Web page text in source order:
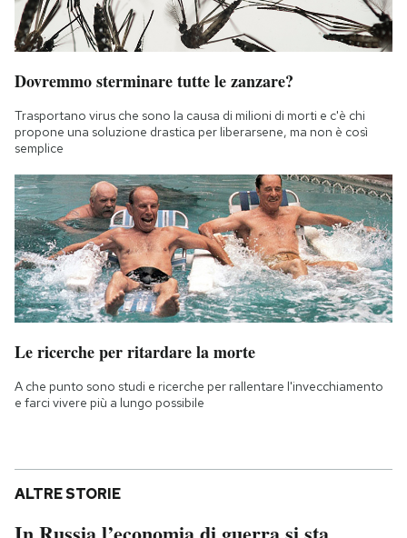
Dovremmo sterminare tutte le zanzare?
Trasportano virus che sono la causa di milioni di morti e c'è chi
propone una soluzione drastica per liberarsene, ma non è così
semplice
Le ricerche per ritardare la morte
A che punto sono studi e ricerche per rallentare l'invecchiamento
e farci vivere più a lungo possibile
ALTRE STORIE